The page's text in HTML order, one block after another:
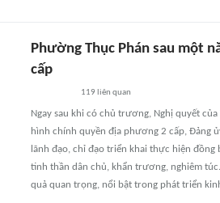
Phường Thục Phán sau một
cấp
119 liên quan
Ngay sau khi có chủ trương, Nghị quyết
hình chính quyền địa phương 2 cấp, Đảng
lãnh đạo, chỉ đạo triển khai thực hiện
tinh thần dân chủ, khẩn trương, nghiêm
quả quan trọng, nổi bật trong phát triển